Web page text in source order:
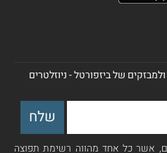
של ביזפורטל - ניוזלטרים
אשר כל אחד מהווה רשימת תפוצה